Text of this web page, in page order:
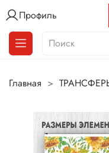
Профиль
Главная